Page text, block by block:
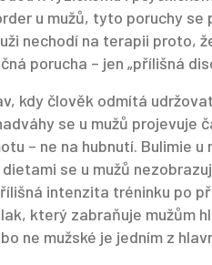
u mužů, tyto poruchy se
nechodí na terapii proto,
porucha – jen „přílišná
kdy člověk odmítá
se u mužů projevuje
– ne na hubnutí. Bulimie u
se u mužů
intenzita tréninku po
který zabraňuje mužům
ne mužské je jedním z